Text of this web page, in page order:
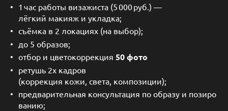
1 час работы визажиста (5 000 руб.) —
лёгкий макияж и укладка;
съёмка в 2 локациях (на выбор);
до 5 образов;
отбор и цветокоррекция 50 фото
ретушь 2х кадров
(коррекция кожи, света, композиции);
предварительная консультация по образу и позиро
ванию;